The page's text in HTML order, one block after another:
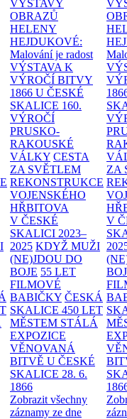
VÝSTAVY
OBRAZŮ
HELENY
HEJDUKOVÉ:
Malování je radost
VÝSTAVA K
VÝROČÍ BITVY
1866 U ČESKÉ
SKALICE 160.
VÝROČÍ
PRUSKO-
RAKOUSKÉ
VÁLKY CESTA
ZA SVĚTLEM
REKONSTRUKCE
VOJENSKÉHO
HŘBITOVA
V ČESKÉ
SKALICI 2023–
2025 KDYŽ MUŽI
(NE)JDOU DO
BOJE 55 LET
FILMOVÉ
BABIČKY ČESKÁ
SKALICE 450 LET
MĚSTEM STÁLÁ
EXPOZICE
VĚNOVANÁ
BITVĚ U ČESKÉ
SKALICE 28. 6.
1866
Zobrazit všechny
záznamy ze dne
ZA
V